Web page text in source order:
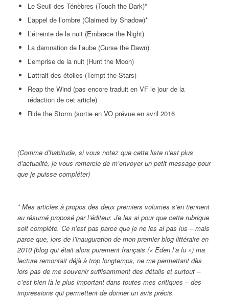
Le Seuil des Ténèbres (Touch the Dark)*
L’appel de l’ombre (Claimed by Shadow)*
L’étreinte de la nuit (Embrace the Night)
La damnation de l’aube (Curse the Dawn)
L’emprise de la nuit (Hunt the Moon)
L’attrait des étoiles (Tempt the Stars)
Reap the Wind (pas encore traduit en VF le jour de la
rédaction de cet article)
Ride the Storm (sortie en VO prévue en avril 2016
(Comme d’habitude, si vous notez que cette liste n’est plus
d’actualité, je vous remercie de m’envoyer un petit message pour
que je puisse compléter)
* Mes articles à propos des deux premiers volumes s’en tiennent
au résumé proposé par l’éditeur. Je les ai pour que cette rubrique
soit complète. Ce n’est pas parce que je ne les ai pas lus – mais
parce que, lors de l’inauguration de mon premier blog littéraire en
2010 (blog qui était alors purement français (« Eden l’a lu ») ma
lecture remontait déjà à trop longtemps, ne me permettant dès
lors pas de me souvenir suffisamment des détails et surtout –
c’est bien là le plus important dans toutes mes critiques – des
impressions qui permettent de donner un avis précis.